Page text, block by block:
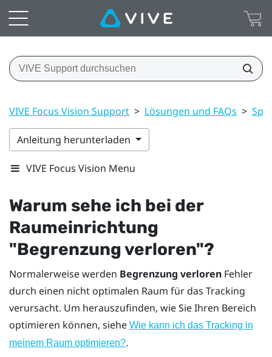
VIVE Focus Vision Support > Lösungen und FAQs >
Anleitung herunterladen
VIVE Focus Vision Menu
Warum sehe ich bei der
Raumeinrichtung
"‍Begrenzung verloren"‍?
Normalerweise werden Begrenzung verloren Fehler
durch einen nicht optimalen Raum für das Tracking
verursacht. Um herauszufinden, wie Sie Ihren Bereich
optimieren können, siehe Wie kann ich das Tracking in
meinem Raum optimieren?.